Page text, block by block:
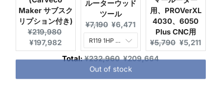
Maker サブスク
リプション付き)
Original
price:
¥219,980
Current
¥197,982
ルーターウッド
ツール
Original
price:
¥7,190 Current
price:
¥6,471
用、PROVerXL
4030、6050
Plus CNC用
Original
price:
¥5,790 Current
price:
¥5,211
Total:Original
price
¥232,960 Discounted
price
¥209,664
Out of stock